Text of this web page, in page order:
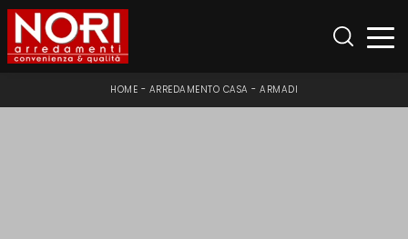
HOME - ARREDAMENTO CASA - ARMADI